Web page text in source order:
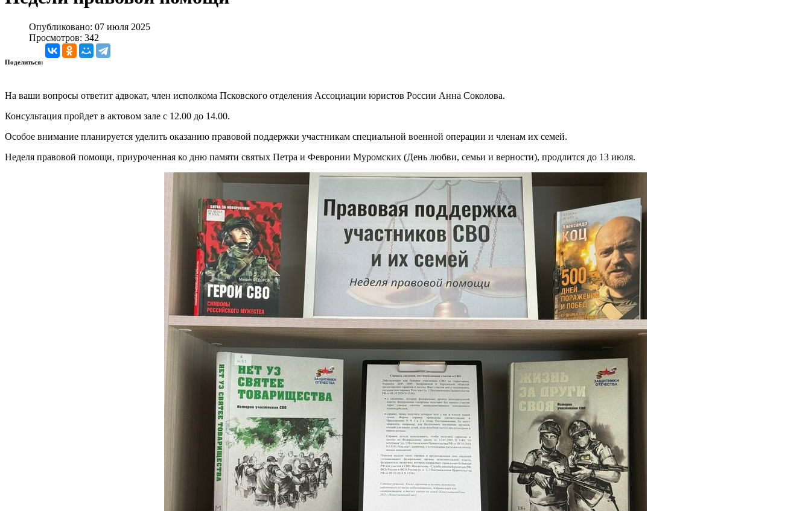
Опубликовано: 07 июля 2025
Просмотров: 342
Поделиться:
На ваши вопросы ответит адвокат, член исполкома Псковского отделения Ассоциации юристов России Анна Соколова.
Консультация пройдет в актовом зале с 12.00 до 14.00.
Особое внимание планируется уделить оказанию правовой поддержки участникам специальной военной операции и членам их семей.
Неделя правовой помощи, приуроченная ко дню памяти святых Петра и Февронии Муромских (День любви, семьи и верности), продлится до 13 июля.